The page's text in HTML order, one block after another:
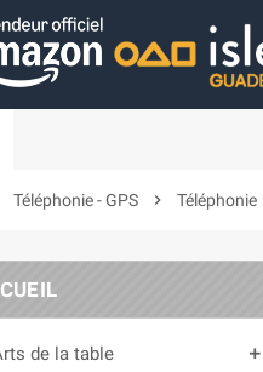
Téléphonie - GPS chevron_right Téléphonie
de la table add